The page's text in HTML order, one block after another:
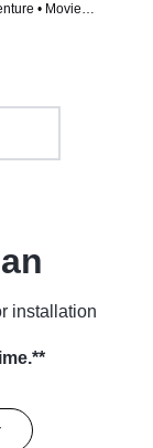
• Movie
installation